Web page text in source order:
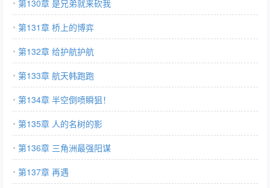
第130章 是兄弟就来砍我
第131章 桥上的博弈
第132章 给护航护航
第133章 航天韩跑跑
第134章 半空倒喷瞬狙！
第135章 人的名树的影
第136章 三角洲最强阳谋
第137章 再遇